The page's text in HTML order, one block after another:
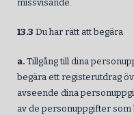
missvisande.
13.3 Du har rätt att begära
a. Tillgång till dina
begära ett registerutdrag
avseende dina
av de personuppgifter som